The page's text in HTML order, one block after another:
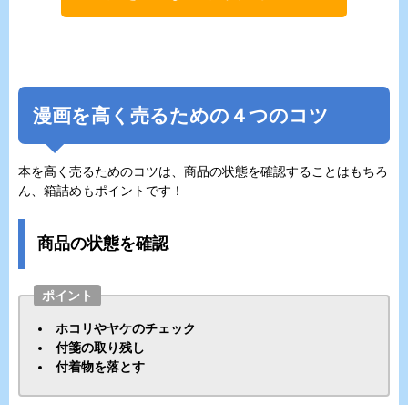
漫画を高く売るための４つのコツ
本を高く売るためのコツは、商品の状態を確認することはもちろ
ん、箱詰めもポイントです！
商品の状態を確認
ポイント
ホコリやヤケのチェック
付箋の取り残し
付着物を落とす